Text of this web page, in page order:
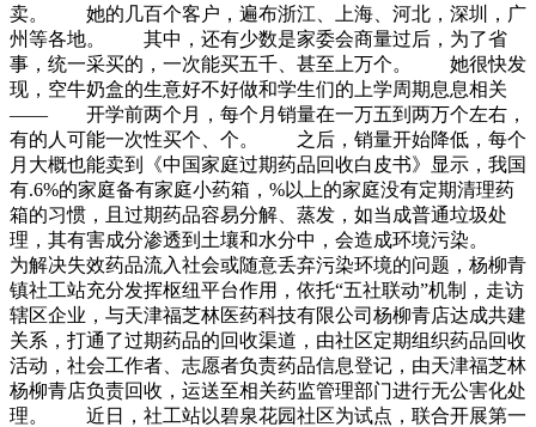
卖。 她的几百个客户，遍布浙江、上海、河北，深圳，广
州等各地。 其中，还有少数是家委会商量过后，为了省
事，统一采买的，一次能买五千、甚至上万个。 她很快发
现，空牛奶盒的生意好不好做和学生们的上学周期息息相关
—— 开学前两个月，每个月销量在一万五到两万个左右，
有的人可能一次性买个、个。 之后，销量开始降低，每个
月大概也能卖到《中国家庭过期药品回收白皮书》显示，我国
有.6%的家庭备有家庭小药箱，%以上的家庭没有定期清理药
箱的习惯，且过期药品容易分解、蒸发，如当成普通垃圾处
理，其有害成分渗透到土壤和水分中，会造成环境污染。
为解决失效药品流入社会或随意丢弃污染环境的问题，杨柳青
镇社工站充分发挥枢纽平台作用，依托“五社联动”机制，走访
辖区企业，与天津福芝林医药科技有限公司杨柳青店达成共建
关系，打通了过期药品的回收渠道，由社区定期组织药品回收
活动，社会工作者、志愿者负责药品信息登记，由天津福芝林
杨柳青店负责回收，运送至相关药监管理部门进行无公害化处
理。 近日，社工站以碧泉花园社区为试点，联合开展第一